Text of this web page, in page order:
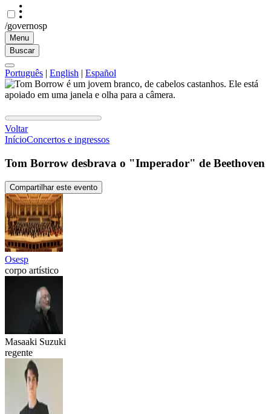
/governosp
Menu
Buscar
Português | English | Español
Voltar
InícioConcertos e ingressos
Tom Borrow desbrava o "Imperador" de Beethoven
Compartilhar este evento
Osesp
corpo artístico
Masaaki Suzuki
regente